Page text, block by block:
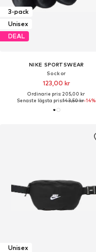
3-pack
Unisex
DEAL
NIKE SPORTSWEAR
Sockor
123,00 kr
Ordinarie pris: 205,00 kr
Senaste lägsta pris:143,50 kr-14%
Unisex